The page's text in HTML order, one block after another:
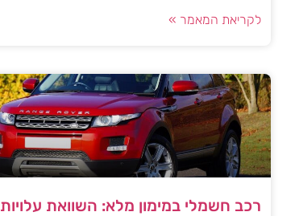
לקריאת המאמר »
רכב חשמלי במימון מלא: השוואת עלויות